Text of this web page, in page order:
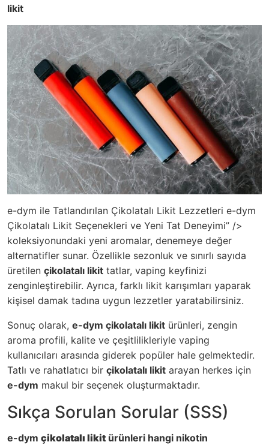
likit
e-dym ile Tatlandırılan Çikolatalı Likit Lezzetleri e-dym
Çikolatalı Likit Seçenekleri ve Yeni Tat Deneyimi” />
koleksiyonundaki yeni aromalar, denemeye değer
alternatifler sunar. Özellikle sezonluk ve sınırlı sayıda
üretilen çikolatalı likit tatlar, vaping keyfinizi
zenginleştirebilir. Ayrıca, farklı likit karışımları yaparak
kişisel damak tadına uygun lezzetler yaratabilirsiniz.
Sonuç olarak, e-dym çikolatalı likit ürünleri, zengin
aroma profili, kalite ve çeşitlilikleriyle vaping
kullanıcıları arasında giderek popüler hale gelmektedir.
Tatlı ve rahatlatıcı bir çikolatalı likit arayan herkes için
e-dym makul bir seçenek oluşturmaktadır.
Sıkça Sorulan Sorular (SSS)
e-dym çikolatalı likit ürünleri hangi nikotin